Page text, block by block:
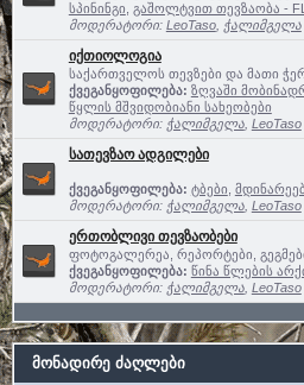
სპინინგი გაშოლტვით თევზაობა -
მოდერატორი: LeoTaso, ჭალიმგელა
იქთიოლოგია
საქართველოს თევზები და მათი
ქვეგანყოფილება: ზღვაში
წყლის მშვიდობიანი სახეობები
მოდერატორი: ჭალიმგელა, LeoTaso
სათევზაო ადგილები
ქვეგანყოფილება: ტბები
მოდერატორი: ჭალიმგელა, LeoTaso
ერთობლივი თევზაობები
ფოტოგალერეა, რეპორტები,
ქვეგანყოფილება: წინა წლების
მოდერატორი: ჭალიმგელა, LeoTaso
მონადირე ძაღლები